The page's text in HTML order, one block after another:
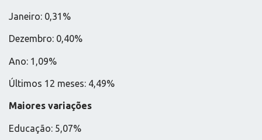
Janeiro: 0,31%
Dezembro: 0,40%
Ano: 1,09%
Últimos 12 meses: 4,49%
Maiores variações
Educação: 5,07%